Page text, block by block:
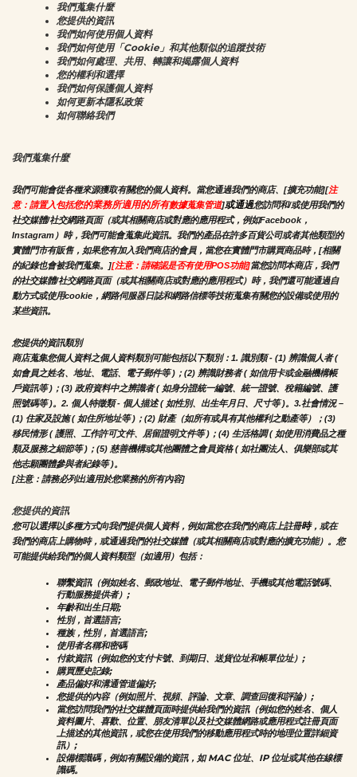
我們蒐集什麼
您提供的資訊
我們如何使用個人資料
我們如何使用「Cookie」和其他類似的追蹤技術
我們如何處理、共用、轉讓和揭露個人資料
您的權利和選擇
我們如何保護個人資料
如何更新本隱私政策
如何聯絡我們
我們蒐集什麼
我們可能會從各種來源獲取有關您的個人資料。當您通過我們的商店、[擴充功能][注
意：請置入包括您的業務所適用的所有數據蒐集管道]或通過您訪問和/或使用我們的
社交媒體/社交網路頁面（或其相關商店或對應的應用程式，例如Facebook，
Instagram）時，我們可能會蒐集此資訊。我們的產品在許多百貨公司或者其他類型的
實體門市有販售，如果您有加入我們商店的會員，當您在實體門市購買商品時，[相關
的紀錄也會被我們蒐集。][注意：請確認是否有使用POS功能]當您訪問本商店，我們
的社交媒體/社交網路頁面（或其相關商店或對應的應用程式）時，我們還可能通過自
動方式或使用cookie，網路伺服器日誌和網路信標等技術蒐集有關您的設備或使用的
某些資訊。
您提供的資訊類別
商店蒐集您個人資料之個人資料類別可能包括以下類別：1. 識別類 - (1) 辨識個人者 (
如會員之姓名、地址、電話、電子郵件等 )；(2) 辨識財務者 ( 如信用卡或金融機構帳
戶資訊等 )；(3) 政府資料中之辨識者 ( 如身分證統一編號、統一證號、稅籍編號、護
照號碼等 )。2. 個人特徵類 - 個人描述 ( 如性別、出生年月日、尺寸等 )。3.社會情況 –
(1) 住家及設施 ( 如住所地址等 )；(2) 財產（如所有或具有其他權利之動產等）；(3)
移民情形 ( 護照、工作許可文件、居留證明文件等 )；(4) 生活格調 ( 如使用消費品之種
類及服務之細節等 )；(5) 慈善機構或其他團體之會員資格 ( 如社團法人、俱樂部或其
他志願團體參與者紀錄等 )。
[注意：請務必列出適用於您業務的所有內容]
您提供的資訊
您可以選擇以多種方式向我們提供個人資料，例如當您在我們的商店上註冊時，或在
我們的商店上購物時，或通過我們的社交媒體（或其相關商店或對應的擴充功能）。您
可能提供給我們的個人資料類型（如適用）包括：
聯繫資訊（例如姓名、郵政地址、電子郵件地址、手機或其他電話號碼、
行動服務提供者）;
年齡和出生日期;
性別，首選語言;
種族，性別，首選語言;
使用者名稱和密碼
付款資訊（例如您的支付卡號、到期日、送貨位址和帳單位址）;
購買歷史記錄;
產品偏好和溝通管道偏好;
您提供的內容（例如照片、視頻、評論、文章、調查回復和評論）;
當您訪問我們的社交媒體頁面時提供給我們的資訊（例如您的姓名、個人
資料圖片、喜歡、位置、朋友清單以及社交媒體網路或應用程式註冊頁面
上描述的其他資訊，或您在使用我們的移動應用程式時的地理位置詳細資
訊）;
設備標識碼，例如有關設備的資訊，如 MAC 位址、IP 位址或其他在線標
識碼。